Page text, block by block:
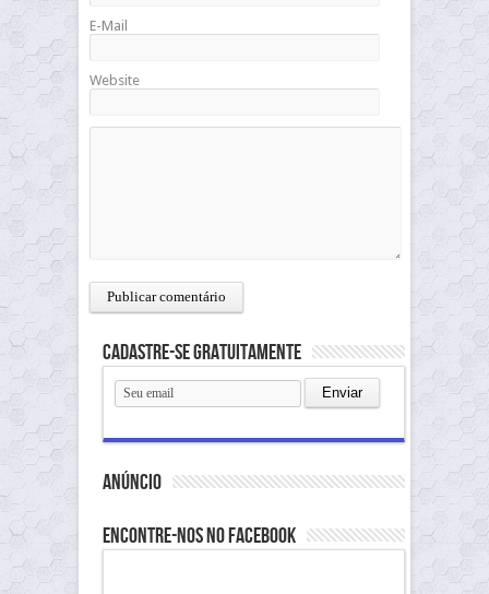
E-Mail
Website
Cadastre-se gratuitamente
anúncio
Encontre-nos no Facebook